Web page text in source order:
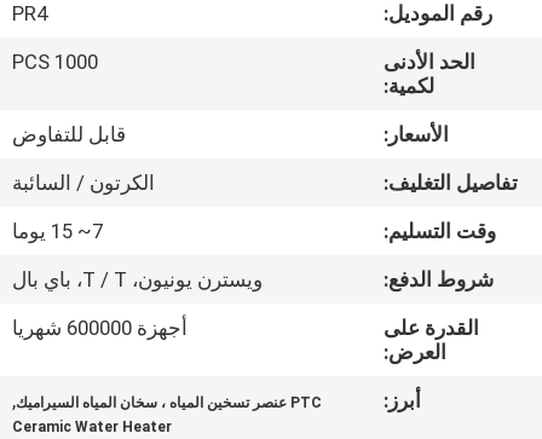
المصنع
مراقبة
الجودة
اتصل
رقم الموديل:
PR4
الحد الأدنى
لكمية:
1000 PCS
الأسعار:
قابل للتفاوض
تفاصيل التغليف:
الكرتون / السائبة
وقت التسليم:
7~ 15 يوما
شروط الدفع:
ويسترن يونيون، T / T، باي بال
القدرة على
العرض:
أجهزة 600000 شهريا
أبرز: PTC عنصر تسخين المياه ، سخان المياه السيراميك ,
Ceramic Water Heater